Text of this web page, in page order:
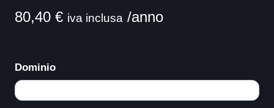
80,40 € iva inclusa /anno
Dominio